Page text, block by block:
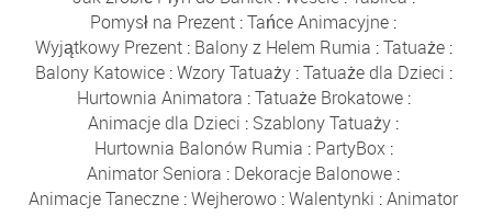
Pomysł na Prezent :Tańce Animacyjne :
Wyjątkowy Prezent: Balony z Helem Rumia :Tatuaże:
Balony Katowice:Wzory Tatuaży:Tatuaże dla Dzieci :
Hurtownia Animatora :Tatuaże Brokatowe:
Animacje dla Dzieci : Szablony Tatuaży :
Hurtownia Balonów Rumia : PartyBox:
Animator Seniora : Dekoracje Balonowe :
Animacje Taneczne :Wejherowo :Walentynki :Animator